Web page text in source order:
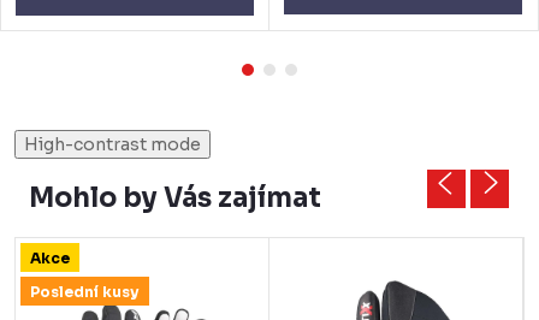
High-contrast mode
Mohlo by Vás zajímat
Akce
Poslední kusy